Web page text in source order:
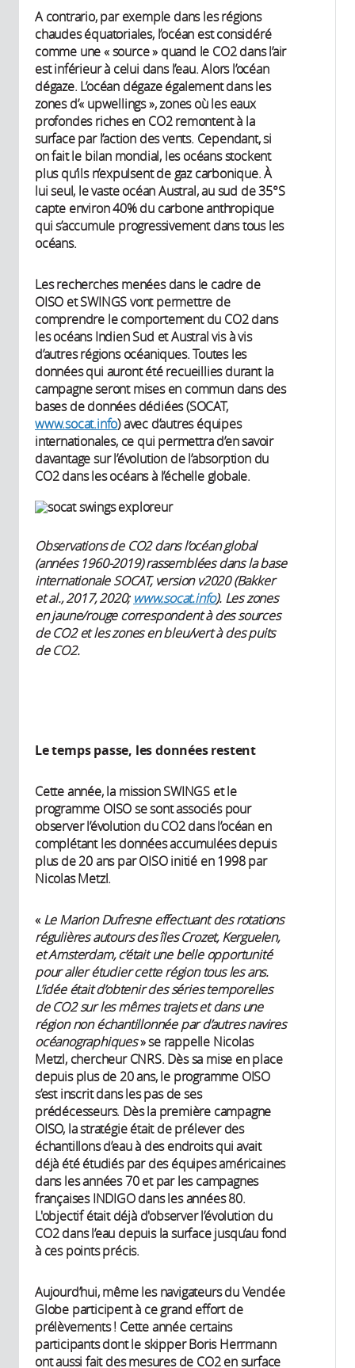
A contrario, par exemple dans les régions
chaudes équatoriales, l’océan est considéré
comme une « source » quand le CO2 dans l’air
est inférieur à celui dans l’eau. Alors l’océan
dégaze. L’océan dégaze également dans les
zones d’« upwellings », zones où les eaux
profondes riches en CO2 remontent à la
surface par l’action des vents. Cependant, si
on fait le bilan mondial, les océans stockent
plus qu’ils n’expulsent de gaz carbonique. À
lui seul, le vaste océan Austral, au sud de 35°S
capte environ 40% du carbone anthropique
qui s’accumule progressivement dans tous les
océans.
Les recherches menées dans le cadre de
OISO et SWINGS vont permettre de
comprendre le comportement du CO2 dans
les océans Indien Sud et Austral vis à vis
d’autres régions océaniques. Toutes les
données qui auront été recueillies durant la
campagne seront mises en commun dans des
bases de données dédiées (SOCAT,
www.socat.info) avec d’autres équipes
internationales, ce qui permettra d’en savoir
davantage sur l’évolution de l’absorption du
CO2 dans les océans à l’échelle globale.
Observations de CO2 dans l’océan global
(années 1960-2019) rassemblées dans la base
internationale SOCAT, version v2020 (Bakker
et al., 2017, 2020; www.socat.info). Les zones
en jaune/rouge correspondent à des sources
de CO2 et les zones en bleu/vert à des puits
de CO2.
Le temps passe, les données restent
Cette année, la mission SWINGS et le
programme OISO se sont associés pour
observer l’évolution du CO2 dans l’océan en
complétant les données accumulées depuis
plus de 20 ans par OISO initié en 1998 par
Nicolas Metzl.
« Le Marion Dufresne effectuant des rotations
régulières autours des îles Crozet, Kerguelen,
et Amsterdam, c’était une belle opportunité
pour aller étudier cette région tous les ans.
L’idée était d’obtenir des séries temporelles
de CO2 sur les mêmes trajets et dans une
région non échantillonnée par d’autres navires
océanographiques» se rappelle Nicolas
Metzl, chercheur CNRS. Dès sa mise en place
depuis plus de 20 ans, le programme OISO
s’est inscrit dans les pas de ses
prédécesseurs. Dès la première campagne
OISO, la stratégie était de prélever des
échantillons d’eau à des endroits qui avait
déjà été étudiés par des équipes américaines
dans les années 70 et par les campagnes
françaises INDIGO dans les années 80.
L'objectif était déjà d'observer l’évolution du
CO2 dans l’eau depuis la surface jusqu’au fond
à ces points précis.
Aujourd’hui, même les navigateurs du Vendée
Globe participent à ce grand effort de
prélèvements ! Cette année certains
participants dont le skipper Boris Herrmann
ont aussi fait des mesures de CO2 en surface